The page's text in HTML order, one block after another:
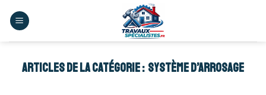
SYSTÈME D’ARROSAGE